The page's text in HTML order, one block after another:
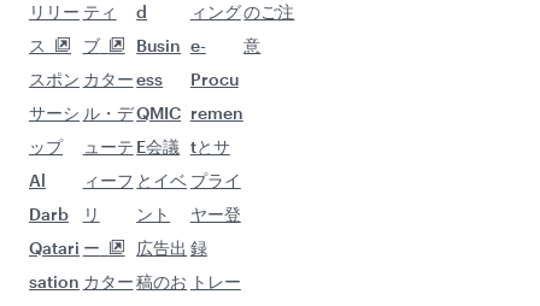
リリー
ス
スポン
サーシ
ップ
Al
Darb
Qatari
sation
ティ
ブ
カター
ル・デ
ューテ
ィーフ
リ
ー
カター
d
Busin
ess
QMIC
E会議
とイベ
ント
広告出
稿のお
ィング
e-
Procu
remen
tとサ
プライ
ヤー登
録
トレー
のご注
意